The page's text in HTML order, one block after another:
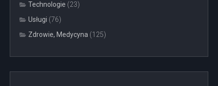
Technologie (23)
Usługi (76)
Zdrowie, Medycyna (125)